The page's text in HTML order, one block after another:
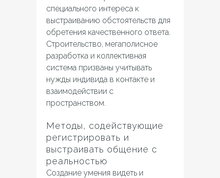
специального интереса к
выстраиванию обстоятельств для
обретения качественного ответа.
Строительство, мегаполисное
разработка и коллективная
система призваны учитывать
нужды индивида в контакте и
взаимодействии с
пространством.
Методы, содействующие
регистрировать и
выстраивать общение с
реальностью
Создание умения видеть и